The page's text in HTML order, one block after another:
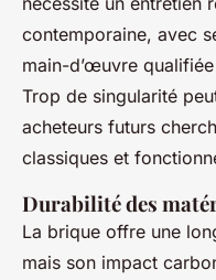
contemporaine, avec
main-d’œuvre
Trop de singularité
acheteurs futurs
classiques et
Durabilité des
La brique offre une
mais son impact